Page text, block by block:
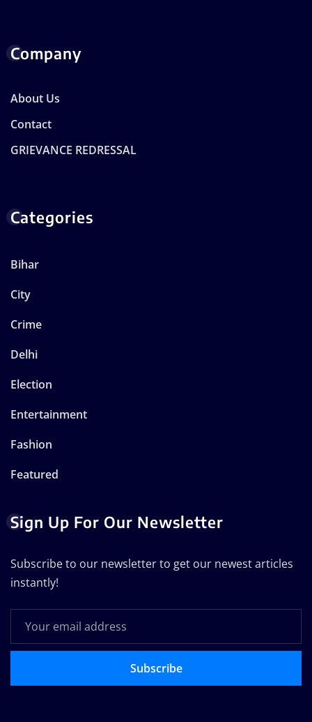
Company
About Us
Contact
GRIEVANCE REDRESSAL
Categories
Bihar
City
Crime
Delhi
Election
Entertainment
Fashion
Featured
Sign Up For Our Newsletter
Subscribe to our newsletter to get our newest articles
instantly!
Subscribe